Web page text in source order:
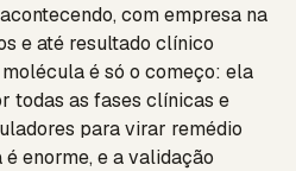
com empresa na
e até resultado clínico
é só o começo: ela
todas as fases clínicas e
para virar remédio
enorme, e a validação